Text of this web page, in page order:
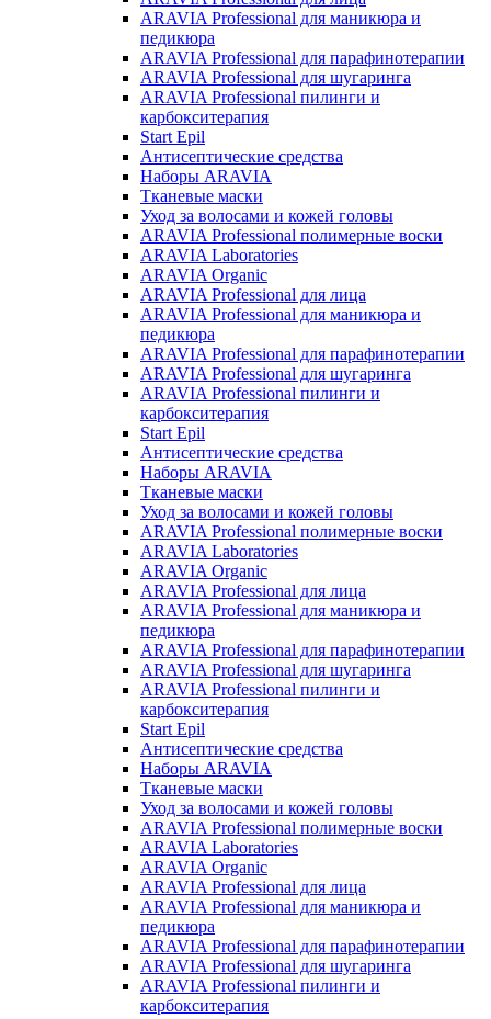
ARAVIA Professional для маникюра и
педикюра
ARAVIA Professional для парафинотерапии
ARAVIA Professional для шугаринга
ARAVIA Professional пилинги и
карбокситерапия
Start Epil
Антисептические средства
Наборы ARAVIA
Тканевые маски
Уход за волосами и кожей головы
ARAVIA Professional полимерные воски
ARAVIA Laboratories
ARAVIA Organic
ARAVIA Professional для лица
ARAVIA Professional для маникюра и
педикюра
ARAVIA Professional для парафинотерапии
ARAVIA Professional для шугаринга
ARAVIA Professional пилинги и
карбокситерапия
Start Epil
Антисептические средства
Наборы ARAVIA
Тканевые маски
Уход за волосами и кожей головы
ARAVIA Professional полимерные воски
ARAVIA Laboratories
ARAVIA Organic
ARAVIA Professional для лица
ARAVIA Professional для маникюра и
педикюра
ARAVIA Professional для парафинотерапии
ARAVIA Professional для шугаринга
ARAVIA Professional пилинги и
карбокситерапия
Start Epil
Антисептические средства
Наборы ARAVIA
Тканевые маски
Уход за волосами и кожей головы
ARAVIA Professional полимерные воски
ARAVIA Laboratories
ARAVIA Organic
ARAVIA Professional для лица
ARAVIA Professional для маникюра и
педикюра
ARAVIA Professional для парафинотерапии
ARAVIA Professional для шугаринга
ARAVIA Professional пилинги и
карбокситерапия